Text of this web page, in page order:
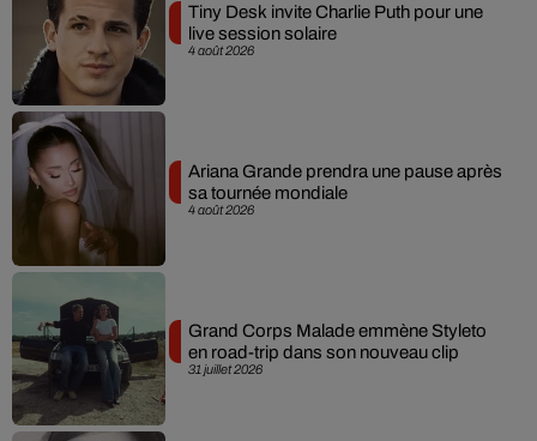
4 août 2026
Tiny Desk invite Charlie Puth pour une
live session solaire
4 août 2026
Ariana Grande prendra une pause après
sa tournée mondiale
31 juillet 2026
Grand Corps Malade emmène Styleto
en road-trip dans son nouveau clip